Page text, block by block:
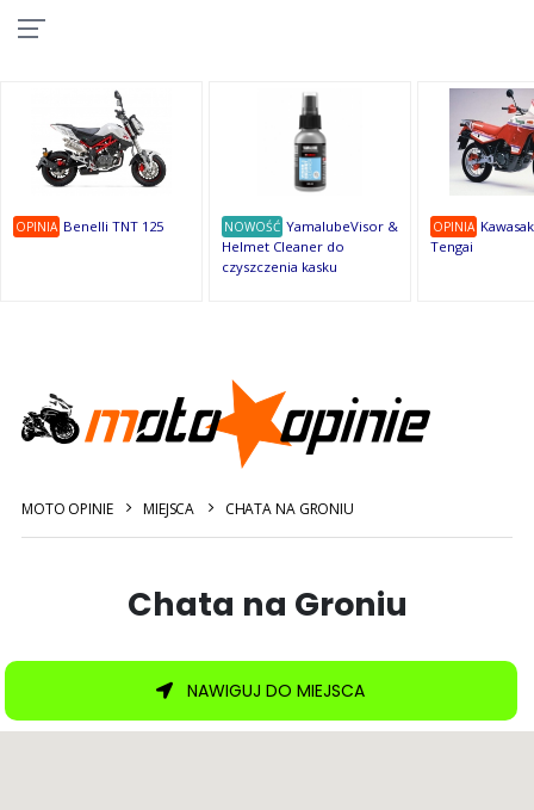
OSTATNIE
OPINIA Benelli TNT 125 NOWOŚĆ YamalubeVisor &
Helmet Cleaner do
czyszczenia kasku
OPINIA
Tengai
MOTO OPINIE MIEJSCA CHATA NA GRONIU
Chata na Groniu
NAWIGUJ DO MIEJSCA